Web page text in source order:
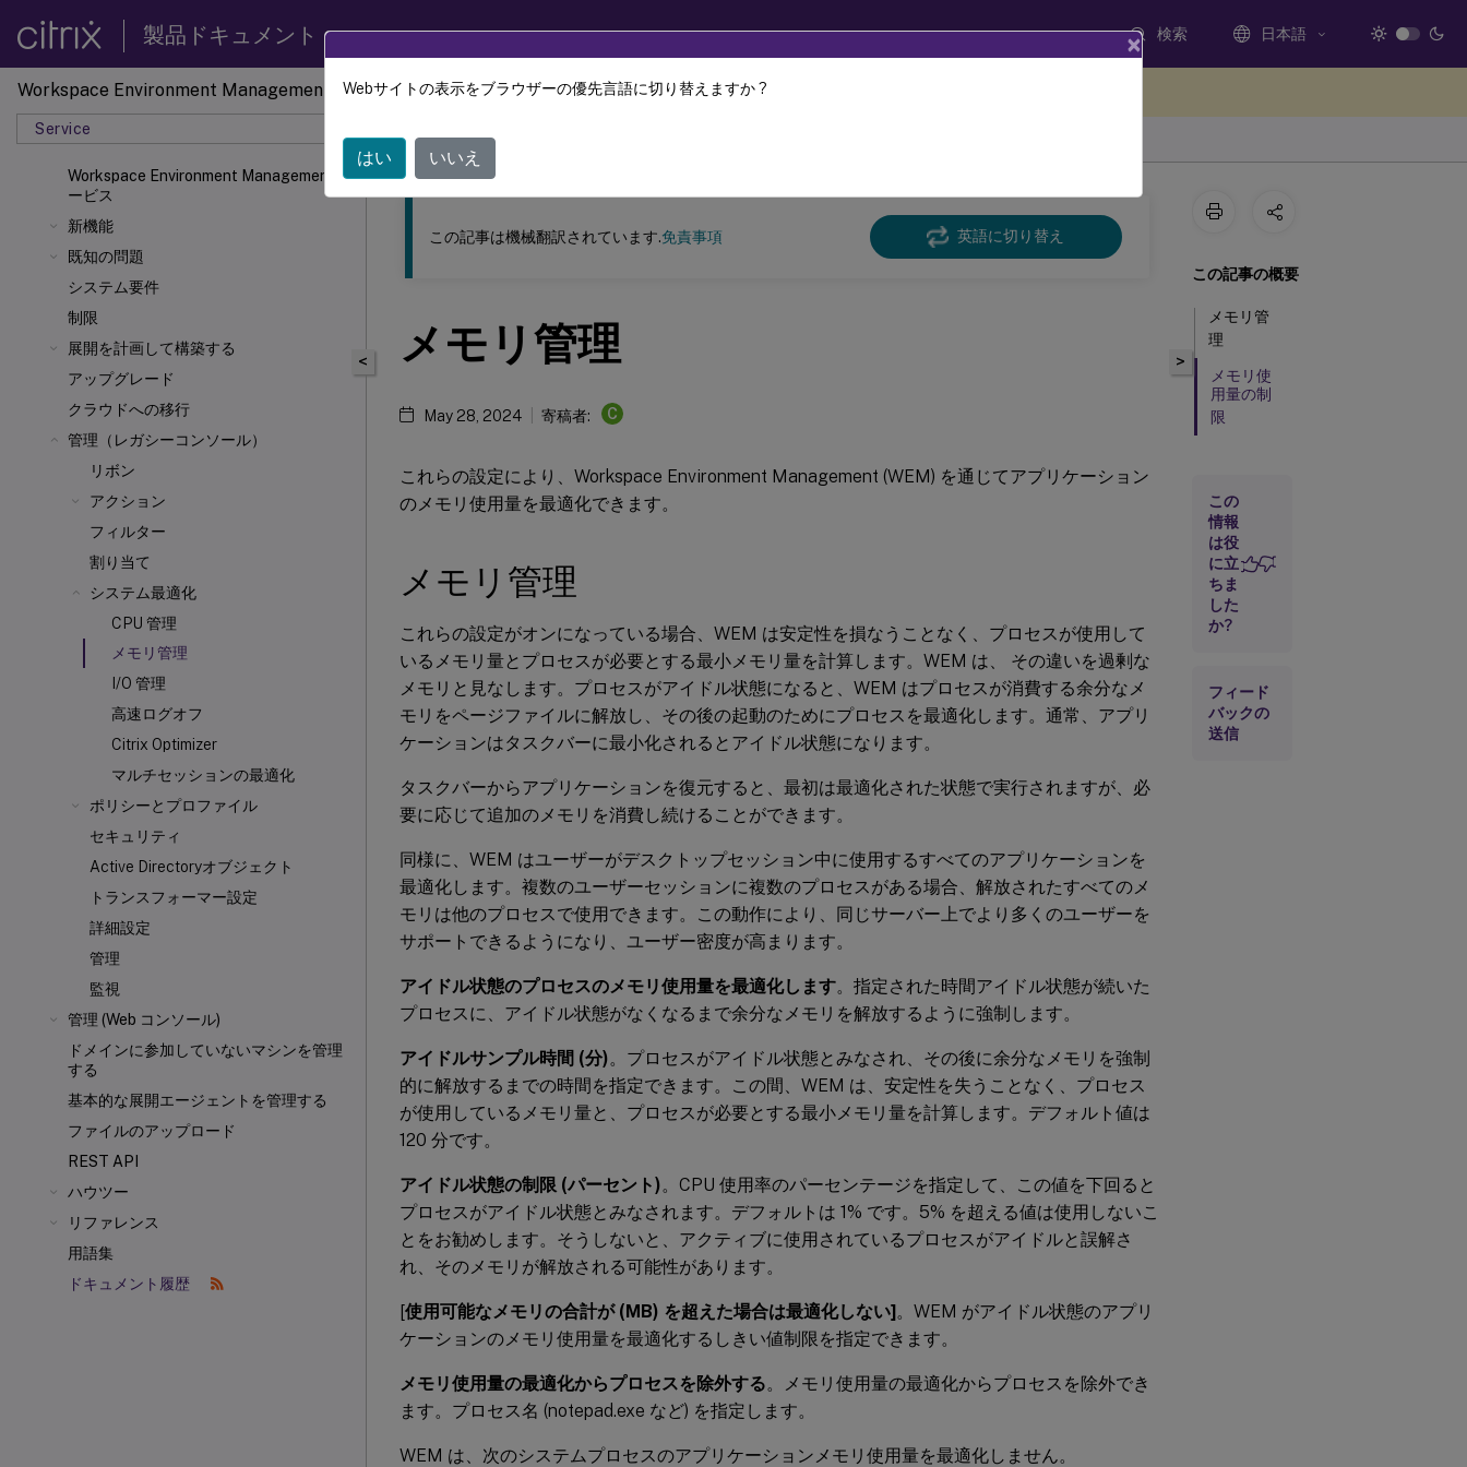
製品ドキュメント 検索 日本語
Workspace Environment Management
Service
Workspace Environment Managementサ
ービス
新機能
既知の問題
システム要件
制限
展開を計画して構築する
アップグレード
クラウドへの移行
管理（レガシーコンソール）
リボン
アクション
フィルター
割り当て
システム最適化
CPU 管理
メモリ管理
I/O 管理
高速ログオフ
Citrix Optimizer
マルチセッションの最適化
ポリシーとプロファイル
セキュリティ
Active Directoryオブジェクト
トランスフォーマー設定
詳細設定
管理
監視
管理 (Web コンソール)
ドメインに参加していないマシンを管理
する
基本的な展開エージェントを管理する
ファイルのアップロード
REST API
ハウツー
リファレンス
用語集
ドキュメント履歴
このコンテンツは動的に機械翻訳されています。
ワークスペース環境管理
<
この記事は機械翻訳されています.免責事項 英語に切り替え
メモリ管理
May 28, 2024 寄稿者: C
これらの設定により、Workspace Environment Management (WEM) を通じてアプリケーション
のメモリ使用量を最適化できます。
メモリ管理
これらの設定がオンになっている場合、WEM は安定性を損なうことなく、プロセスが使用して
いるメモリ量とプロセスが必要とする最小メモリ量を計算します。WEM は、 その違いを過剰な
メモリと見なします。プロセスがアイドル状態になると、WEM はプロセスが消費する余分なメ
モリをページファイルに解放し、その後の起動のためにプロセスを最適化します。通常、アプリ
ケーションはタスクバーに最小化されるとアイドル状態になります。
タスクバーからアプリケーションを復元すると、最初は最適化された状態で実行されますが、必
要に応じて追加のメモリを消費し続けることができます。
同様に、WEM はユーザーがデスクトップセッション中に使用するすべてのアプリケーションを
最適化します。複数のユーザーセッションに複数のプロセスがある場合、解放されたすべてのメ
モリは他のプロセスで使用できます。この動作により、同じサーバー上でより多くのユーザーを
サポートできるようになり、ユーザー密度が高まります。
アイドル状態のプロセスのメモリ使用量を最適化します。指定された時間アイドル状態が続いた
プロセスに、アイドル状態がなくなるまで余分なメモリを解放するように強制します。
アイドルサンプル時間 (分)。プロセスがアイドル状態とみなされ、その後に余分なメモリを強制
的に解放するまでの時間を指定できます。この間、WEM は、安定性を失うことなく、プロセス
が使用しているメモリ量と、プロセスが必要とする最小メモリ量を計算します。デフォルト値は
120 分です。
アイドル状態の制限 (パーセント)。CPU 使用率のパーセンテージを指定して、この値を下回ると
プロセスがアイドル状態とみなされます。デフォルトは 1% です。5% を超える値は使用しないこ
とをお勧めします。そうしないと、アクティブに使用されているプロセスがアイドルと誤解さ
れ、そのメモリが解放される可能性があります。
[使用可能なメモリの合計が (MB) を超えた場合は最適化しない]。WEM がアイドル状態のアプリ
ケーションのメモリ使用量を最適化するしきい値制限を指定できます。
メモリ使用量の最適化からプロセスを除外する。メモリ使用量の最適化からプロセスを除外でき
ます。プロセス名 (notepad.exe など) を指定します。
WEM は、次のシステムプロセスのアプリケーションメモリ使用量を最適化しません。
>
この記事の概要
メモリ管
理
メモリ使
用量の制
限
この
情報
は役
に立
ちま
した
か?
フィード
バックの
送信
×
Webサイトの表示をブラウザーの優先言語に切り替えますか ?
はい いいえ